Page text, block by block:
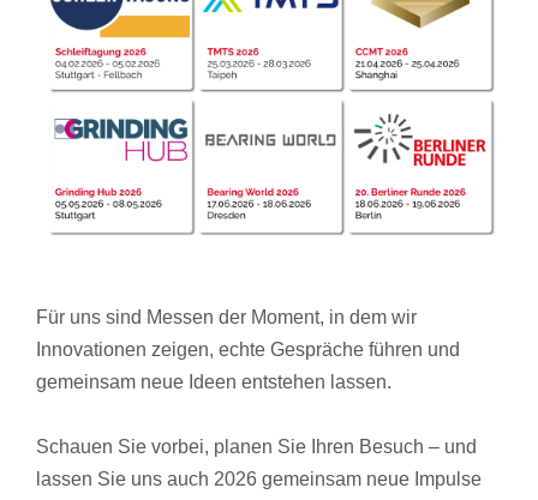
Für uns sind Messen der Moment, in dem wir
Innovationen zeigen, echte Gespräche führen und
gemeinsam neue Ideen entstehen lassen.
Schauen Sie vorbei, planen Sie Ihren Besuch – und
lassen Sie uns auch 2026 gemeinsam neue Impulse